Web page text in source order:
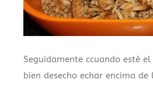
Seguidamente ccuando esté
bien desecho echar encima